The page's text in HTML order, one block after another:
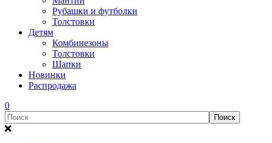
Рубашки и футболки
Толстовки
Детям
Комбинезоны
Толстовки
Шапки
Новинки
Распродажа
0